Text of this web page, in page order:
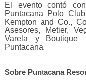
El evento contó
Puntacana Polo
Kempton and Co.,
Asesores, Metier,
Varela y Boutique
Puntacana.
Sobre Puntacana